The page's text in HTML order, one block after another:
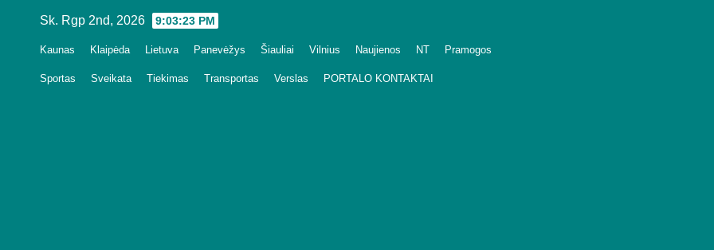
Sk. Rgp 2nd, 2026 9:03:24 PM
Kaunas Klaipėda Lietuva Panevėžys Šiauliai Vilnius Naujienos NT Pramogos
Sportas Sveikata Tiekimas Transportas Verslas PORTALO KONTAKTAI